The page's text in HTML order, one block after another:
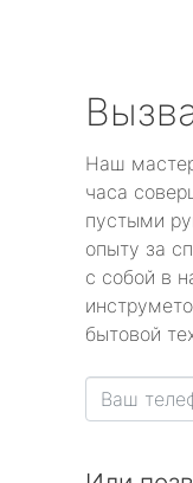
Наш
часа
пустыми
опыту за
с собой в
бытовой